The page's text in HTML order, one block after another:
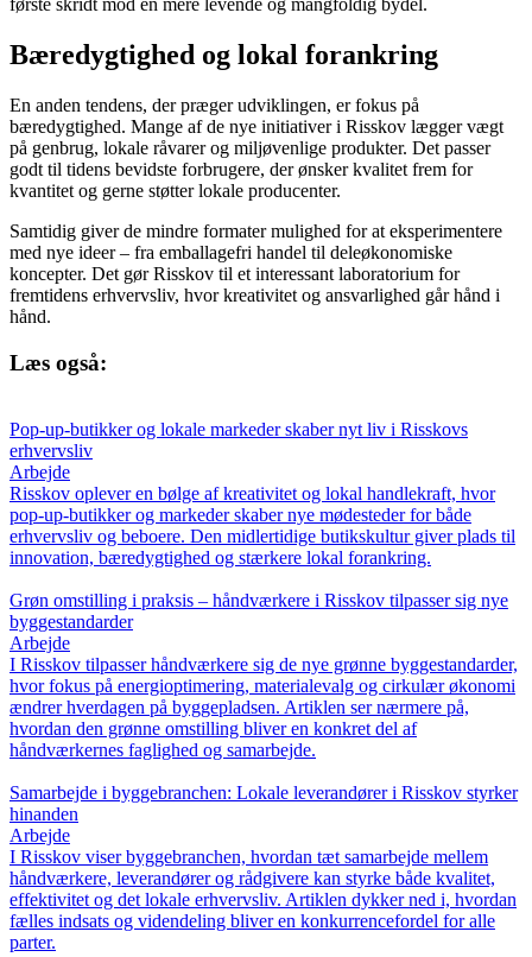
første skridt mod en mere levende og mangfoldig bydel.
Bæredygtighed og lokal forankring
En anden tendens, der præger udviklingen, er fokus på
bæredygtighed. Mange af de nye initiativer i Risskov lægger vægt
på genbrug, lokale råvarer og miljøvenlige produkter. Det passer
godt til tidens bevidste forbrugere, der ønsker kvalitet frem for
kvantitet og gerne støtter lokale producenter.
Samtidig giver de mindre formater mulighed for at eksperimentere
med nye ideer – fra emballagefri handel til deleøkonomiske
koncepter. Det gør Risskov til et interessant laboratorium for
fremtidens erhvervsliv, hvor kreativitet og ansvarlighed går hånd i
hånd.
Læs også:
Pop-up-butikker og lokale markeder skaber nyt liv i Risskovs
erhvervsliv
Arbejde
Risskov oplever en bølge af kreativitet og lokal handlekraft, hvor
pop-up-butikker og markeder skaber nye mødesteder for både
erhvervsliv og beboere. Den midlertidige butikskultur giver plads til
innovation, bæredygtighed og stærkere lokal forankring.
Grøn omstilling i praksis – håndværkere i Risskov tilpasser sig nye
byggestandarder
Arbejde
I Risskov tilpasser håndværkere sig de nye grønne byggestandarder,
hvor fokus på energioptimering, materialevalg og cirkulær økonomi
ændrer hverdagen på byggepladsen. Artiklen ser nærmere på,
hvordan den grønne omstilling bliver en konkret del af
håndværkernes faglighed og samarbejde.
Samarbejde i byggebranchen: Lokale leverandører i Risskov styrker
hinanden
Arbejde
I Risskov viser byggebranchen, hvordan tæt samarbejde mellem
håndværkere, leverandører og rådgivere kan styrke både kvalitet,
effektivitet og det lokale erhvervsliv. Artiklen dykker ned i, hvordan
fælles indsats og videndeling bliver en konkurrencefordel for alle
parter.